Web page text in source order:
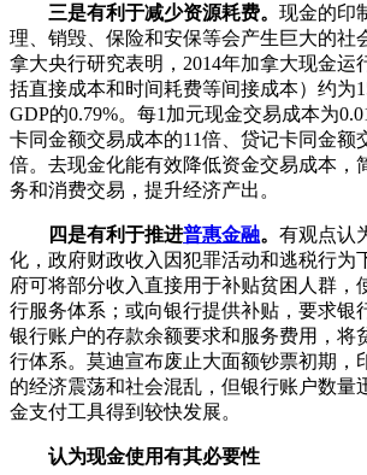
三是有利于减少资源耗费。 现金的印
理、销毁、保险和安保等会产生巨大的社
拿大央行研究表明，2014年加拿大现金运
括直接成本和时间耗费等间接成本）约为
GDP的0.79%。每1加元现金交易成本为
卡同金额交易成本的11倍、贷记卡同金额
倍。去现金化能有效降低资金交易成本，
务和消费交易，提升经济产出。
四是有利于推进普惠金融。 有观点认
化，政府财政收入因犯罪活动和逃税行为
府可将部分收入直接用于补贴贫困人群，
行服务体系；或向银行提供补贴，要求银
银行账户的存款余额要求和服务费用，将
行体系。莫迪宣布废止大面额钞票初期，
的经济震荡和社会混乱，但银行账户数量
金支付工具得到较快发展。
认为现金使用有其必要性